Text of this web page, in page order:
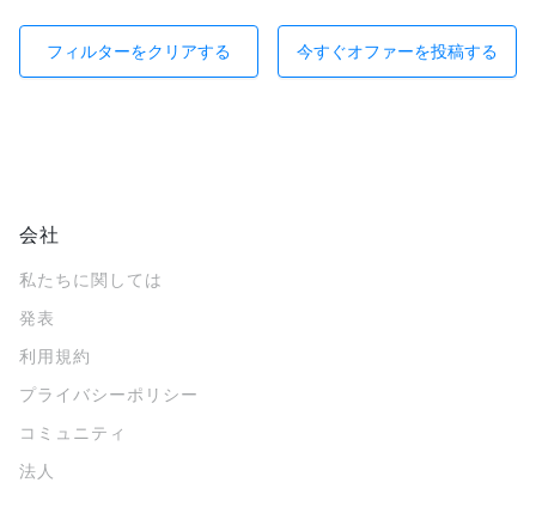
フィルターをクリアする 今すぐオファーを投稿する
会社
私たちに関しては
発表
利用規約
プライバシーポリシー
コミュニティ
法人